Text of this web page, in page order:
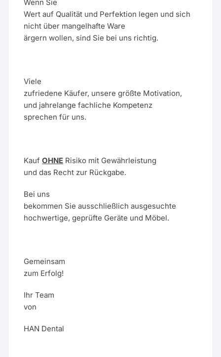
Wenn Sie
Wert auf Qualität und Perfektion legen und sich
nicht über mangelhafte Ware
ärgern wollen, sind Sie bei uns richtig.
Viele
zufriedene Käufer, unsere größte Motivation,
und jahrelange fachliche Kompetenz
sprechen für uns.
KaufOHNE Risiko mit Gewährleistung
und das Recht zur Rückgabe.
Bei uns
bekommen Sie ausschließlich ausgesuchte
hochwertige, geprüfte Geräte und Möbel.
Gemeinsam
zum Erfolg!
Ihr Team
von
HAN Dental